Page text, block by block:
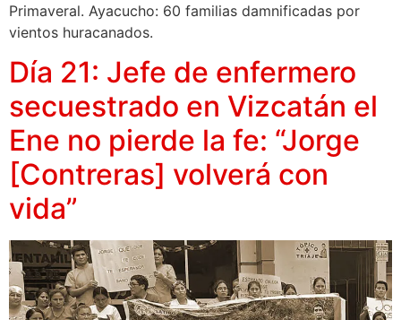
Primaveral. Ayacucho: 60 familias damnificadas por
vientos huracanados.
Día 21: Jefe de enfermero
secuestrado en Vizcatán el
Ene no pierde la fe: “Jorge
[Contreras] volverá con
vida”